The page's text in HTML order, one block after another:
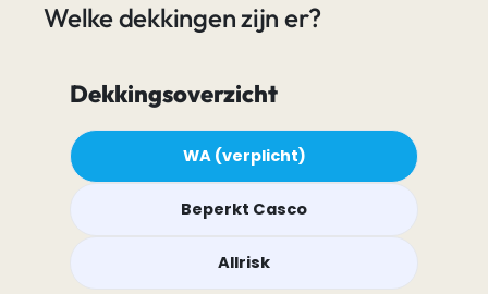
Welke dekkingen zijn er?
Dekkingsoverzicht
WA (verplicht)
Beperkt Casco
Allrisk